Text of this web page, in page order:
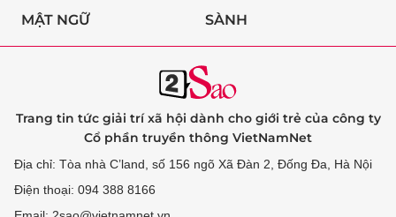
MẬT NGỮ SÀNH
Trang tin tức giải trí xã hội dành cho giới trẻ của công ty
Cổ phần truyền thông VietNamNet
Địa chỉ: Tòa nhà C’land, số 156 ngõ Xã Đàn 2, Đống Đa, Hà Nội
Điện thoại: 094 388 8166